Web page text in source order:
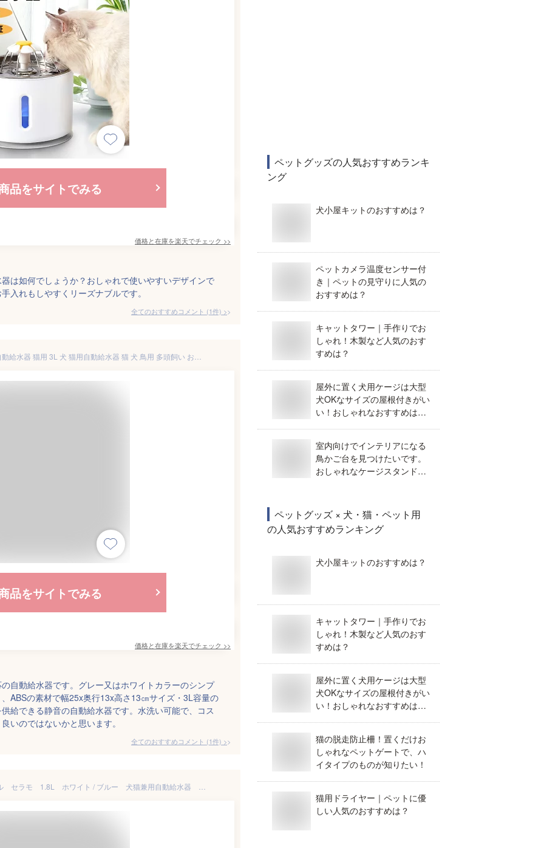
品をサイトでみる
価格と在庫を楽天でチェック >>
は如何でしょうか？おしゃれで使いやすいデザインで
入れもしやすくリーズナブルです。
全てのおすすめコメント (1件) >
品をサイトでみる
価格と在庫を楽天でチェック >>
自動給水器です。グレー又はホワイトカラーのシンプ
ABSの素材で幅25x奥行13x高さ13㎝サイズ・3L容量の
給できる静音の自動給水器です。水洗い可能で、コス
いのではないかと思います。
全てのおすすめコメント (1件) >
ペットグッズの人気おすすめランキ
ング
犬小屋キットのおすすめは？
ペットカメラ温度センサー付
き｜ペットの見守りに人気の
おすすめは？
キャットタワー｜手作りでお
しゃれ！木製など人気のおす
すめは？
屋外に置く犬用ケージは大型
犬OKなサイズの屋根付きがい
い！おしゃれなおすすめはあ
室内向けでインテリアになる
鳥かご台を見つけたいです。
おしゃれなケージスタンドを
ペットグッズ × 犬・猫・ペット用
の人気おすすめランキング
犬小屋キットのおすすめは？
キャットタワー｜手作りでお
しゃれ！木製など人気のおす
すめは？
屋外に置く犬用ケージは大型
犬OKなサイズの屋根付きがい
い！おしゃれなおすすめはあ
猫の脱走防止柵！置くだけお
しゃれなペットゲートで、ハ
イタイプのものが知りたい！
猫用ドライヤー｜ペットに優
しい人気のおすすめは？